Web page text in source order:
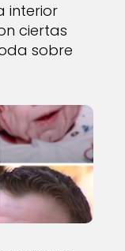
interior
ciertas
sobre